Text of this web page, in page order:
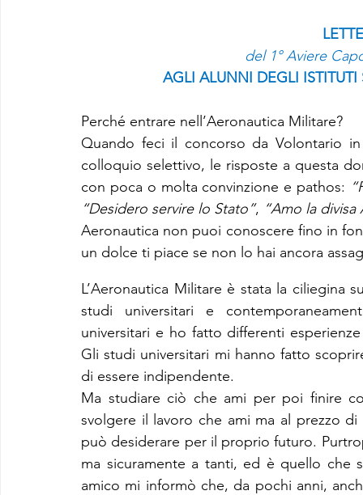
del 1° Aviere
AGLI ALUNNI DEGLI
Perché entrare nell’Aeronautica Militare?
Quando feci il concorso da Volontario
colloquio selettivo, le risposte a questa
con poca o molta convinzione e pathos:
“Desidero servire lo Stato”, “Amo la divisa
Aeronautica non puoi conoscere fino in
un dolce ti piace se non lo hai ancora
L’Aeronautica Militare è stata la ciliegina
studi universitari e
universitari e ho fatto differenti
Gli studi universitari mi hanno fatto
di essere indipendente.
Ma studiare ciò che ami per poi finire
svolgere il lavoro che ami ma al prezzo
può desiderare per il proprio futuro.
ma sicuramente a tanti, ed è quello che
amico mi informò che, da pochi anni,